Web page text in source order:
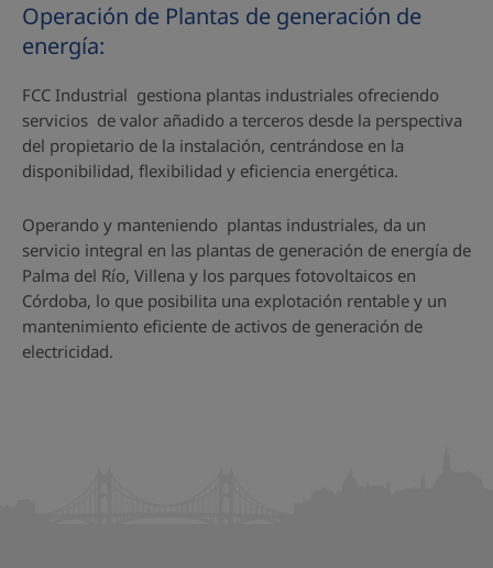
Operación de Plantas de generación de
energía:
FCC Industrial gestiona plantas industriales ofreciendo
servicios de valor añadido a terceros desde la perspectiva
del propietario de la instalación, centrándose en la
disponibilidad, flexibilidad y eficiencia energética.
Operando y manteniendo plantas industriales, da un
servicio integral en las plantas de generación de energía de
Palma del Río, Villena y los parques fotovoltaicos en
Córdoba, lo que posibilita una explotación rentable y un
mantenimiento eficiente de activos de generación de
electricidad.